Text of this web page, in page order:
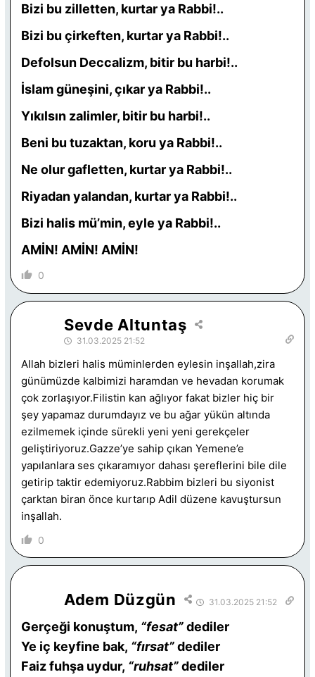
Bizi bu zilletten, kurtar ya Rabbi!..
Bizi bu çirkeften, kurtar ya Rabbi!..
Defolsun Deccalizm, bitir bu harbi!..
İslam güneşini, çıkar ya Rabbi!..
Yıkılsın zalimler, bitir bu harbi!..
Beni bu tuzaktan, koru ya Rabbi!..
Ne olur gafletten, kurtar ya Rabbi!..
Riyadan yalandan, kurtar ya Rabbi!..
Bizi halis mü’min, eyle ya Rabbi!..
AMİN! AMİN! AMİN!
0
Sevde Altuntaş
31.03.2025 21:52
Allah bizleri halis müminlerden eylesin inşallah,zira
günümüzde kalbimizi haramdan ve hevadan korumak
çok zorlaşıyor.Filistin kan ağlıyor fakat bizler hiç bir
şey yapamaz durumdayız ve bu ağar yükün altında
ezilmemek içinde sürekli yeni yeni gerekçeler
geliştiriyoruz.Gazze’ye sahip çıkan Yemene’e
yapılanlara ses çıkaramıyor dahası şereflerini bile dile
getirip taktir edemiyoruz.Rabbim bizleri bu siyonist
çarktan biran önce kurtarıp Adil düzene kavuştursun
inşallah.
0
Adem Düzgün 31.03.2025 21:52
Gerçeği konuştum, “fesat”dediler
Ye iç keyfine bak, “fırsat”dediler
Faiz fuhşa uydur, “ruhsat”dediler